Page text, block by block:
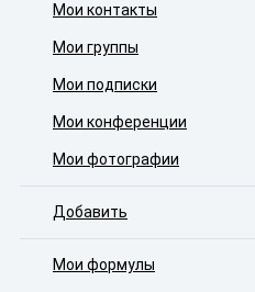
Мои контакты
Мои группы
Мои подписки
Мои конференции
Мои фотографии
Добавить
Мои формулы